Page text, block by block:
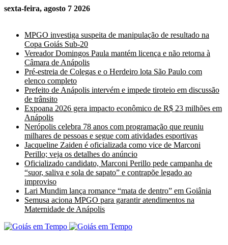
sexta-feira, agosto 7 2026
MPGO investiga suspeita de manipulação de resultado na
Copa Goiás Sub-20
Vereador Domingos Paula mantém licença e não retorna à
Câmara de Anápolis
Pré-estreia de Colegas e o Herdeiro lota São Paulo com
elenco completo
Prefeito de Anápolis intervém e impede tiroteio em discussão
de trânsito
Expoana 2026 gera impacto econômico de R$ 23 milhões em
Anápolis
Nerópolis celebra 78 anos com programação que reuniu
milhares de pessoas e segue com atividades esportivas
Jacqueline Zaiden é oficializada como vice de Marconi
Perillo; veja os detalhes do anúncio
Oficializado candidato, Marconi Perillo pede campanha de
“suor, saliva e sola de sapato” e contrapõe legado ao
improviso
Lari Mundim lança romance “mata de dentro” em Goiânia
Semusa aciona MPGO para garantir atendimentos na
Maternidade de Anápolis